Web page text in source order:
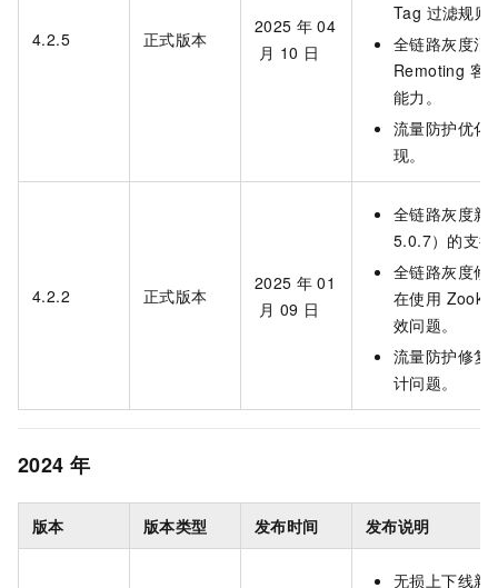
4.2.5 正式版本
2025 年 04
月 10 日
Tag 过滤规则
全链路灰度消
Remoting 客
能力。
流量防护优化
现。
4.2.2 正式版本
2025 年 01
月 09 日
全链路灰度新
5.0.7）的支
全链路灰度修
在使用
效问题。
流量防护修复
计问题。
2024 年
版本 版本类型 发布时间 发布说明
无损上下线新